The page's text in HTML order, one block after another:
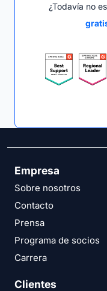
¿Todavía no
Empresa
Sobre nosotros
Contacto
Prensa
Programa de socios
Carrera
Clientes